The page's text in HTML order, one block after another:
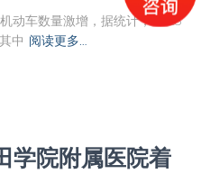
动车数量激增，据统计，2023
中 阅读更多…
学院附属医院着